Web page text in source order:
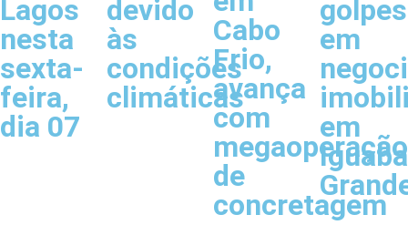
Lagos
nesta
sexta-
feira,
dia 07
devido
às
condições
climáticas
Cabo
Frio,
avança
com
megaoperação
de
concretagem
golpes
em
em
Iguaba